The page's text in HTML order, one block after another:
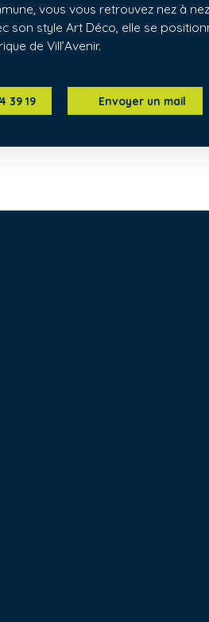
vous vous retrouvez nez à
son style Art Déco, elle se
de Vill’Avenir.
39 19 Envoyer un mail